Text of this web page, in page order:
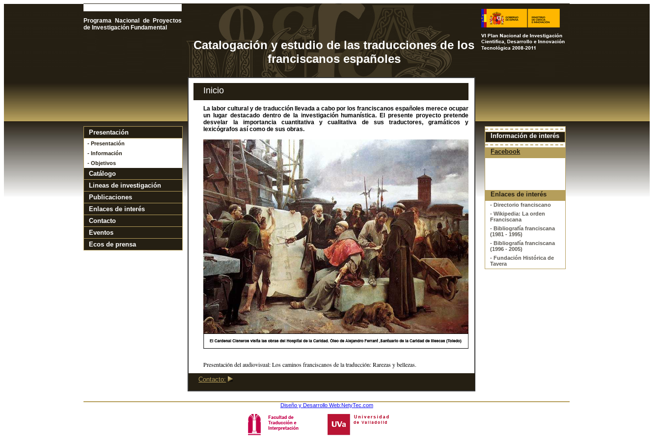
Programa Nacional de Proyectos
de Investigación Fundamental
Catalogación y estudio de las traducciones de los
franciscanos españoles
Presentación
- Presentación
- Información
- Objetivos
Catálogo
Lineas de investigación
Publicaciones
Enlaces de interés
Contacto
Eventos
Ecos de prensa
Inicio
La labor cultural y de traducción llevada a cabo por los franciscanos españoles merece ocupar
un lugar destacado dentro de la investigación humanística. El presente proyecto pretende
desvelar la importancia cuantitativa y cualitativa de sus traductores, gramáticos y
lexicógrafos así como de sus obras.
Presentación del audiovisual: Los caminos franciscanos de la traducción: Rarezas y bellezas.
Contacto:
Información de interés
Facebook
Enlaces de interés
- Directorio franciscano
- Wikipedia: La orden
Franciscana
- Bibliografía franciscana
(1981 - 1995)
- Bibliografía franciscana
(1996 - 2005)
- Fundación Histórica de
Tavera
Diseño y Desarrollo Web:NetyTec.com